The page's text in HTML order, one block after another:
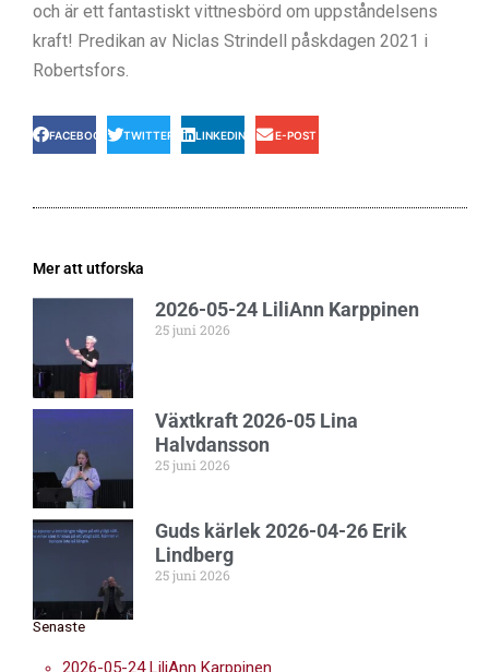
och är ett fantastiskt vittnesbörd om uppståndelsens
kraft! Predikan av Niclas Strindell påskdagen 2021 i
Robertsfors.
FACEBOOK TWITTER LINKEDIN E-POST
Mer att utforska
2026-05-24 LiliAnn Karppinen
25 juni 2026
Växtkraft 2026-05 Lina
Halvdansson
25 juni 2026
Guds kärlek 2026-04-26 Erik
Lindberg
25 juni 2026
Senaste
2026-05-24 LiliAnn Karppinen